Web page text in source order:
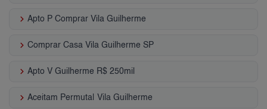
keyboard_arrow_right Apto P Comprar Vila Guilherme
keyboard_arrow_right Comprar Casa Vila Guilherme SP
keyboard_arrow_right Apto V Guilherme R$ 250mil
keyboard_arrow_right Aceitam Permuta| Vila Guilherme